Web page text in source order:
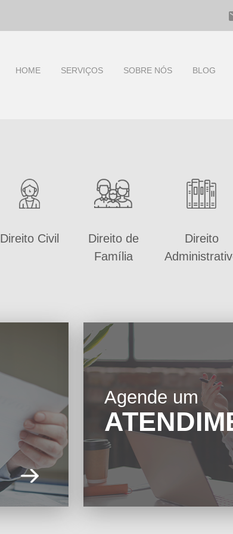
HOME SERVIÇOS SOBRE NÓS BLOG
Direito Civil
Direito de
Família
Direito
Agende um